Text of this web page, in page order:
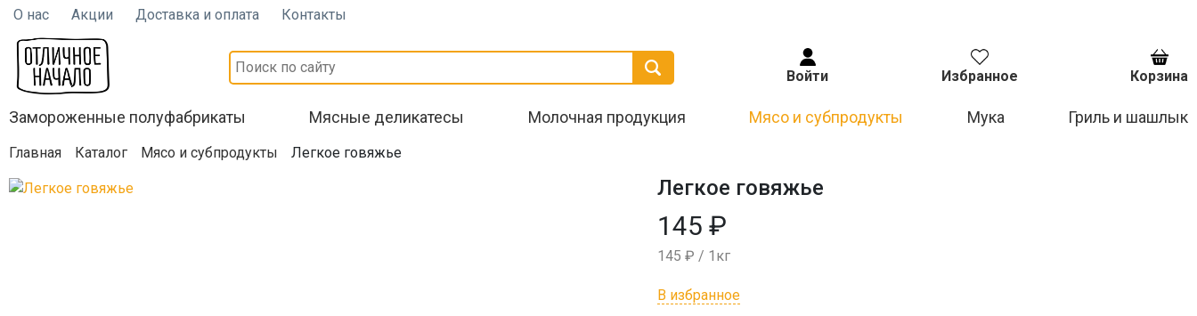
О нас Акции Доставка и оплата Контакты
Войти Избранное Корзина
Замороженные полуфабрикаты Мясные деликатесы Молочная продукция Мясо и субпродукты Мука Гриль и шашлык
Главная Каталог Мясо и субпродукты Легкое говяжье
Легкое говяжье
145 ₽
145 ₽ / 1кг
В избранное